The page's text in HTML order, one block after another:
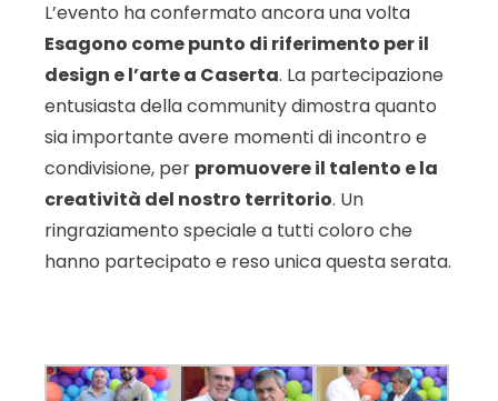
L’evento ha confermato ancora una volta
Esagono come punto di riferimento per il
design e l’arte a Caserta. La partecipazione
entusiasta della community dimostra quanto
sia importante avere momenti di incontro e
condivisione, per promuovere il talento e la
creatività del nostro territorio. Un
ringraziamento speciale a tutti coloro che
hanno partecipato e reso unica questa serata.